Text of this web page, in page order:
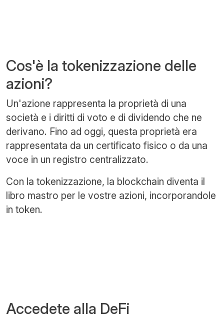
Cos'è la tokenizzazione delle
azioni?
Un'azione rappresenta la proprietà di una
società e i diritti di voto e di dividendo che ne
derivano. Fino ad oggi, questa proprietà era
rappresentata da un certificato fisico o da una
voce in un registro centralizzato.
Con la tokenizzazione, la blockchain diventa il
libro mastro per le vostre azioni, incorporandole
in token.
Accedete alla DeFi